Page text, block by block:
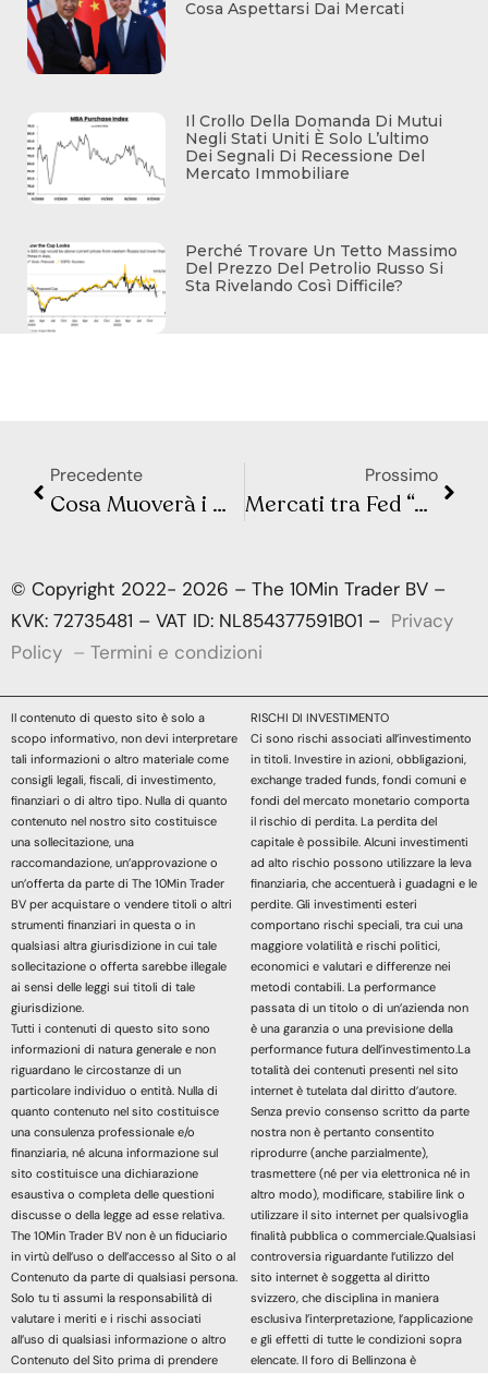
Cosa Aspettarsi Dai Mercati
Il Crollo Della Domanda Di Mutui
Negli Stati Uniti È Solo L’ultimo
Dei Segnali Di Recessione Del
Mercato Immobiliare
Perché Trovare Un Tetto Massimo
Del Prezzo Del Petrolio Russo Si
Sta Rivelando Così Difficile?
Precedente
Cosa Muoverà i Mercati: Dati Lavoro USA e Nuove Mosse della BCE
Prossimo
Mercati tra Fed “al buio”, Germania in frenata e scossa dal Giappone
© Copyright 2022- 2026 – The 10Min Trader BV –
KVK: 72735481 – VAT ID: NL854377591B01 – Privacy
Policy – Termini e condizioni
Il contenuto di questo sito è solo a
scopo informativo, non devi interpretare
tali informazioni o altro materiale come
consigli legali, fiscali, di investimento,
finanziari o di altro tipo. Nulla di quanto
contenuto nel nostro sito costituisce
una sollecitazione, una
raccomandazione, un’approvazione o
un’offerta da parte di The 10Min Trader
BV per acquistare o vendere titoli o altri
strumenti finanziari in questa o in
qualsiasi altra giurisdizione in cui tale
sollecitazione o offerta sarebbe illegale
ai sensi delle leggi sui titoli di tale
giurisdizione.
Tutti i contenuti di questo sito sono
informazioni di natura generale e non
riguardano le circostanze di un
particolare individuo o entità. Nulla di
quanto contenuto nel sito costituisce
una consulenza professionale e/o
finanziaria, né alcuna informazione sul
sito costituisce una dichiarazione
esaustiva o completa delle questioni
discusse o della legge ad esse relativa.
The 10Min Trader BV non è un fiduciario
in virtù dell’uso o dell’accesso al Sito o al
Contenuto da parte di qualsiasi persona.
Solo tu ti assumi la responsabilità di
valutare i meriti e i rischi associati
all’uso di qualsiasi informazione o altro
Contenuto del Sito prima di prendere
RISCHI DI INVESTIMENTO
Ci sono rischi associati all’investimento
in titoli. Investire in azioni, obbligazioni,
exchange traded funds, fondi comuni e
fondi del mercato monetario comporta
il rischio di perdita. La perdita del
capitale è possibile. Alcuni investimenti
ad alto rischio possono utilizzare la leva
finanziaria, che accentuerà i guadagni e le
perdite. Gli investimenti esteri
comportano rischi speciali, tra cui una
maggiore volatilità e rischi politici,
economici e valutari e differenze nei
metodi contabili. La performance
passata di un titolo o di un’azienda non
è una garanzia o una previsione della
performance futura dell’investimento.La
totalità dei contenuti presenti nel sito
internet è tutelata dal diritto d’autore.
Senza previo consenso scritto da parte
nostra non è pertanto consentito
riprodurre (anche parzialmente),
trasmettere (né per via elettronica né in
altro modo), modificare, stabilire link o
utilizzare il sito internet per qualsivoglia
finalità pubblica o commerciale.Qualsiasi
controversia riguardante l’utilizzo del
sito internet è soggetta al diritto
svizzero, che disciplina in maniera
esclusiva l’interpretazione, l’applicazione
e gli effetti di tutte le condizioni sopra
elencate. Il foro di Bellinzona è